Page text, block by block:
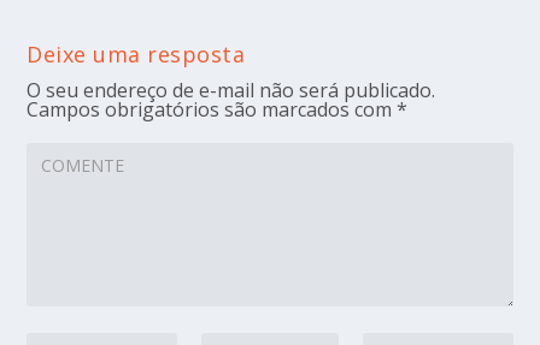
Deixe uma resposta
O seu endereço de e-mail não será publicado.
Campos obrigatórios são marcados com*